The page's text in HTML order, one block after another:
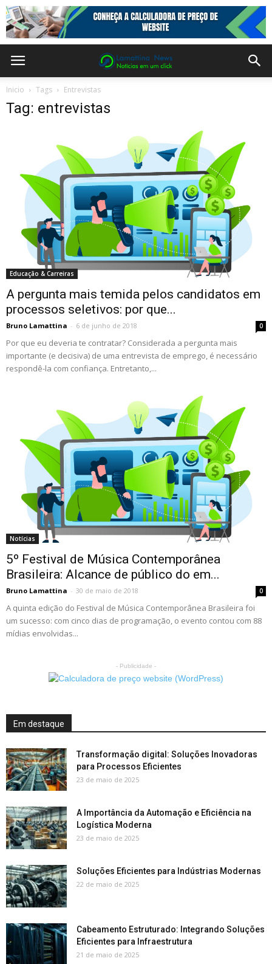
Inicio Tags Entrevistas
Tag: entrevistas
Educação & Carreiras
A pergunta mais temida pelos candidatos em
processos seletivos: por que...
Bruno Lamattina - 6 de junho de 2018 0
Por que eu deveria te contratar? Considerada a pergunta mais
importante (e decisiva) de uma entrevista de emprego, é necessário
respondê-la com confiança. Entretanto,...
Notícias
5º Festival de Música Contemporânea
Brasileira: Alcance de público do em...
Bruno Lamattina - 30 de maio de 2018 0
A quinta edição do Festival de Música Contemporânea Brasileira foi
um sucesso: com cinco dias de programação, o evento contou com 88
mídias envolvidas...
- Publicidade -
Em destaque
Transformação digital: Soluções Inovadoras
para Processos Eficientes
23 de maio de 2025
A Importância da Automação e Eficiência na
Logística Moderna
23 de maio de 2025
Soluções Eficientes para Indústrias Modernas
22 de maio de 2025
Cabeamento Estruturado: Integrando Soluções
Eficientes para Infraestrutura
21 de maio de 2025